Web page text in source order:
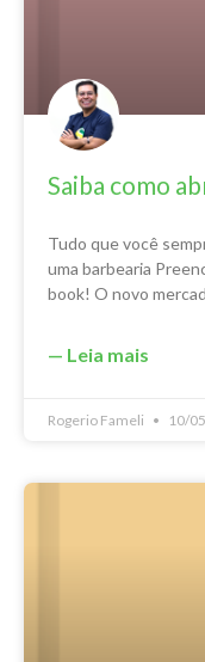
Saiba como
Tudo que você
uma barbearia
book! O novo
— Leia mais
Rogerio Fameli 10/